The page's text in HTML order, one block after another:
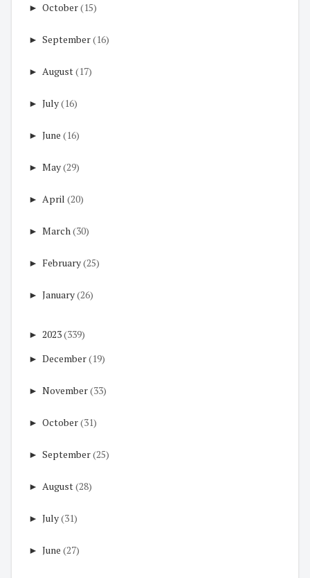
► October(15)
► September(16)
► August(17)
► July(16)
► June (16)
► May(29)
► April (20)
► March(30)
► February(25)
► January(26)
► 2023(339)
► December(19)
► November(33)
► October(31)
► September(25)
► August(28)
► July(31)
► June (27)